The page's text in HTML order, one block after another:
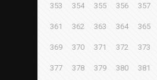
353 354 355 356 357
361 362 363 364 365
369 370 371 372 373
377 378 379 380 381